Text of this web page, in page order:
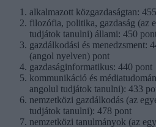
alkalmazott közgazdaságtan:
filozófia, politika, gazdaság (az
tudjátok tanulni) állami: 450
gazdálkodási és menedzsment:
(angol nyelven) pont
gazdaságinformatikus: 440 pont
kommunikáció és
angolul tudjátok tanulni): 433
nemzetközi gazdálkodás (az
tudjátok tanulni): 478 pont
nemzetközi tanulmányok (az